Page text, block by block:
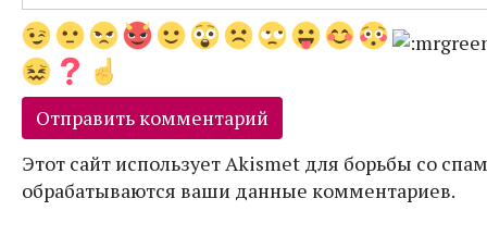
Этот сайт использует Akismet для борьбы со
обрабатываются ваши данные комментариев.